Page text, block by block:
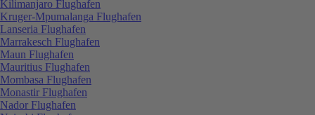
Kilimanjaro Flughafen
Kruger-Mpumalanga Flughafen
Lanseria Flughafen
Marrakesch Flughafen
Maun Flughafen
Mauritius Flughafen
Mombasa Flughafen
Monastir Flughafen
Nador Flughafen